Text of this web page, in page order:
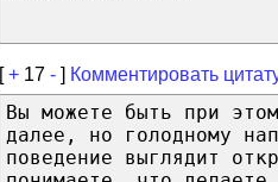
[+ 17 - ] Комментировать
Вы можете быть при
далее, но голодному
поведение выглядит